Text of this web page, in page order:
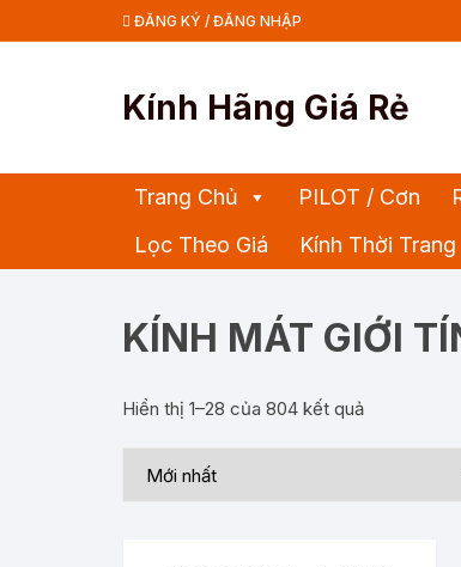
tới
ĐĂNG KÝ / ĐĂNG NHẬP
Kính Hãng Giá Rẻ
Trang Chủ PILOT / Cơn
Lọc Theo Giá
Kính Thời Trang
KÍNH MÁT GIỚI
Hiển thị 1–28 của 804 kết quả